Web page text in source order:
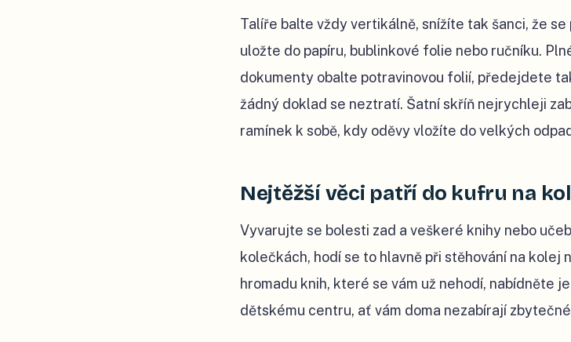
Talíře balte vždy vertikálně, snížíte tak šanci, že
uložte do papíru, bublinkové folie nebo ručníku.
dokumenty obalte potravinovou folií, předejdete
žádný doklad se neztratí. Šatní skříň nejrychleji
ramínek k sobě, kdy oděvy vložíte do velkých
Nejtěžší věci patří do kufru na
Vyvarujte se bolesti zad a veškeré knihy nebo
kolečkách, hodí se to hlavně při stěhování na kolej
hromadu knih, které se vám už nehodí, nabídněte
dětskému centru, ať vám doma nezabírají